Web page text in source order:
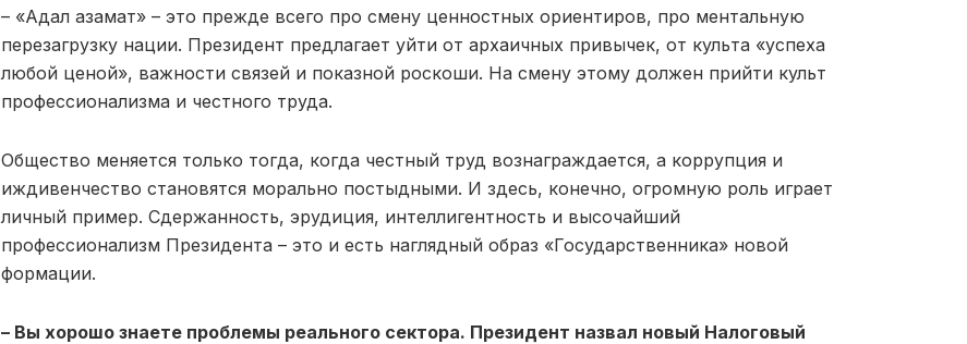
– «Адал азамат» – это прежде всего про смену ценностных ориентиров, про ментальную
перезагрузку нации. Президент предлагает уйти от архаичных привычек, от культа «успеха
любой ценой», важности связей и показной роскоши. На смену этому должен прийти культ
профессионализма и честного труда.
Общество меняется только тогда, когда честный труд вознаграждается, а коррупция и
иждивенчество становятся морально постыдными. И здесь, конечно, огромную роль играет
личный пример. Сдержанность, эрудиция, интеллигентность и высочайший
профессионализм Президента – это и есть наглядный образ «Государственника» новой
формации.
– Вы хорошо знаете проблемы реального сектора. Президент назвал новый Налоговый